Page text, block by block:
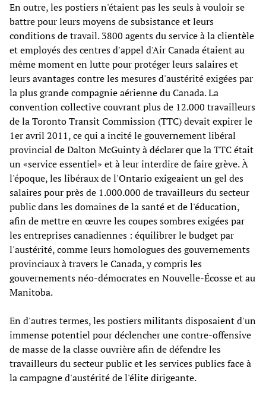
En outre, les postiers n'étaient pas les seuls à vouloir se
battre pour leurs moyens de subsistance et leurs
conditions de travail. 3800 agents du service à la clientèle
et employés des centres d'appel d'Air Canada étaient au
même moment en lutte pour protéger leurs salaires et
leurs avantages contre les mesures d'austérité exigées par
la plus grande compagnie aérienne du Canada. La
convention collective couvrant plus de 12.000 travailleurs
de la Toronto Transit Commission (TTC) devait expirer le
1er avril 2011, ce qui a incité le gouvernement libéral
provincial de Dalton McGuinty à déclarer que la TTC était
un «service essentiel» et à leur interdire de faire grève. À
l'époque, les libéraux de l'Ontario exigeaient un gel des
salaires pour près de 1.000.000 de travailleurs du secteur
public dans les domaines de la santé et de l'éducation,
afin de mettre en œuvre les coupes sombres exigées par
les entreprises canadiennes : équilibrer le budget par
l'austérité, comme leurs homologues des gouvernements
provinciaux à travers le Canada, y compris les
gouvernements néo-démocrates en Nouvelle-Écosse et au
Manitoba.
En d'autres termes, les postiers militants disposaient d'un
immense potentiel pour déclencher une contre-offensive
de masse de la classe ouvrière afin de défendre les
travailleurs du secteur public et les services publics face à
la campagne d'austérité de l'élite dirigeante.